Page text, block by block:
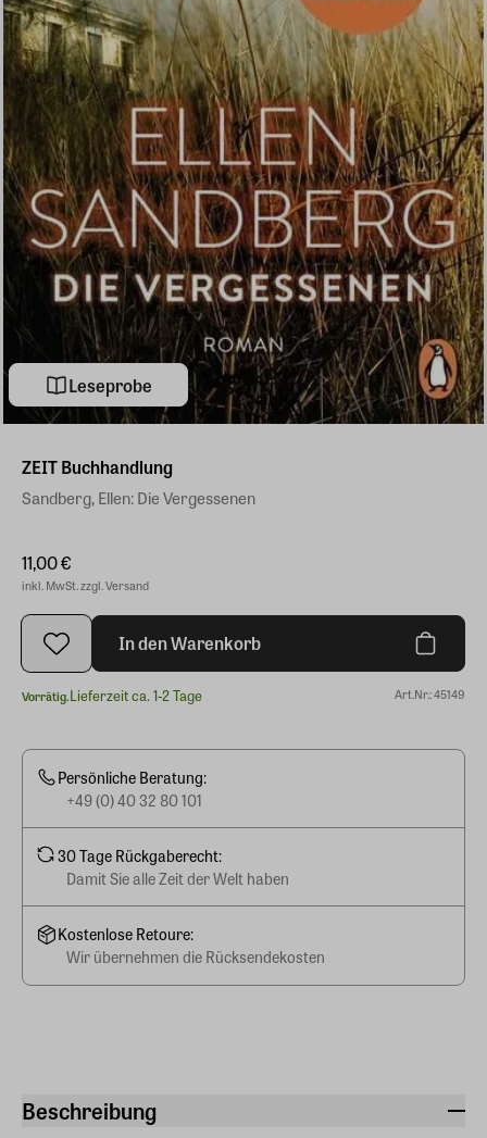
Leseprobe
Beschreibung
ZEIT Buchhandlung
Sandberg, Ellen: Die Vergessenen
11,00 €
inkl. MwSt. zzgl. Versand
In den Warenkorb
Vorrätig.Lieferzeit ca. 1-2 Tage Art.Nr.: 45149
Persönliche Beratung:
+49 (0) 40 32 80 101
30 Tage Rückgaberecht:
Damit Sie alle Zeit der Welt haben
Kostenlose Retoure:
Wir übernehmen die Rücksendekosten